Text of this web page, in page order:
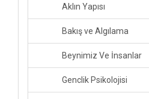
Aklın Yapısı
Bakış ve Algılama
Beynimiz Ve İnsanlar
Genclik Psikolojisi